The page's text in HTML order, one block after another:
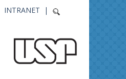
INTRANET |